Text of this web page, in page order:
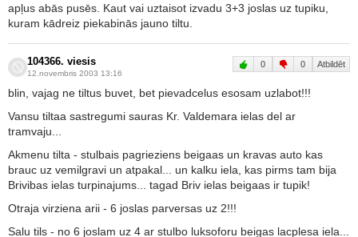
apļus abās pusēs. Kaut vai uztaisot izvadu 3+3 joslas uz tupiku,
kuram kādreiz piekabinās jauno tiltu.
104366. viesis
12.novembris 2003 13:16
0 0 Atbildēt
blin, vajag ne tiltus buvet, bet pievadcelus esosam uzlabot!!!
Vansu tiltaa sastregumi sauras Kr. Valdemara ielas del ar
tramvaju...
Akmenu tilta - stulbais pagrieziens beigaas un kravas auto kas
brauc uz vemilgravi un atpakal... un kalku iela, kas pirms tam bija
Brivibas ielas turpinajums... tagad Briv ielas beigaas ir tupik!
Otraja virziena arii - 6 joslas parversas uz 2!!!
Salu tils - no 6 joslam uz 4 ar stulbo luksoforu beigas lacplesa iela...